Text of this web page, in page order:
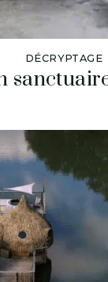
DÉCRYPTAGE